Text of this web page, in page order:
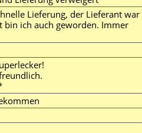
Lieferung, der Lieferant war
bin ich auch geworden. Immer